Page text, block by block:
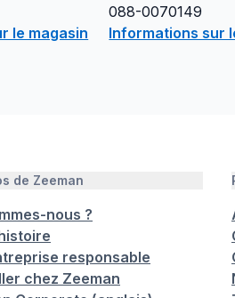
le magasin
088-0070149
Informations sur
de Zeeman
nous ?
responsable
chez Zeeman